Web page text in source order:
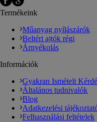
Termékeink
Műanyag nyílászárók
Beltéri ajtók régi
Árnyékolás
Információk
Gyakran Ismételt
Általános tudnivalók
Blog
Adatkezelési
Felhasználási feltételek